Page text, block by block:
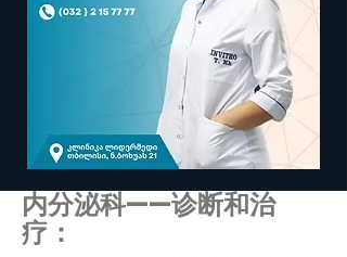
内分泌科——诊断和治
疗：